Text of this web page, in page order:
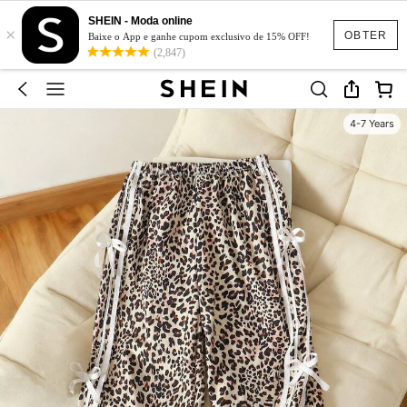
OBTER
×
SHEIN - Moda online
Baixe o App e ganhe cupom exclusivo de 15% OFF!
(2,847)
4-7 Years